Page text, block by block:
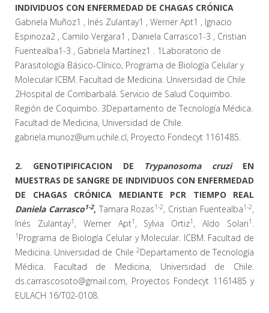
INDIVIDUOS CON ENFERMEDAD DE CHAGAS CRÓNICA
Gabriela Muñoz1 , Inés Zulantay1 , Werner Apt1 , Ignacio
Espinoza2 , Camilo Vergara1 , Daniela Carrasco1-3 , Cristian
Fuentealba1-3 , Gabriela Martínez1 . 1Laboratorio de
Parasitología Básico-Clínico, Programa de Biología Celular y
Molecular ICBM. Facultad de Medicina. Universidad de Chile
2Hospital de Combarbalá. Servicio de Salud Coquimbo.
Región de Coquimbo. 3Departamento de Tecnología Médica.
Facultad de Medicina, Universidad de Chile.
gabriela.munoz@um.uchile.cl, Proyecto Fondecyt 1161485.
2. GENOTIPIFICACION DE Trypanosoma cruziEN
MUESTRAS DE SANGRE DE INDIVIDUOS CON ENFERMEDAD
DE CHAGAS CRÓNICA MEDIANTE PCR TIEMPO REAL
Daniela Carrasco1-2,Tamara Rozas1-2, Cristian Fuentealba1-2,
Inés Zulantay1 , Werner Apt1 , Sylvia Ortiz1 , Aldo Solari1 .
1 Programa de Biología Celular y Molecular. ICBM. Facultad de
Medicina. Universidad de Chile 2Departamento de Tecnología
Médica. Facultad de Medicina, Universidad de Chile.
ds.carrascosoto@gmail.com, Proyectos Fondecyt 1161485 y
EULACH 16/T02-0108.